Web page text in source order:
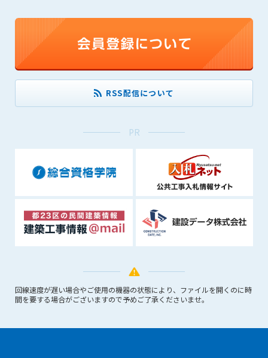
RSS配信について
PR
回線速度が遅い場合やご使用の機器の状態により、ファイルを開くのに時
間を要する場合がございますので予めご了承くださいませ。
(3) 広告掲載料金の支払が遅延した場合
(4) その他、管理者が不適当と判断した場合
第8条（サービスの変更・中止等）
管理者は、会員の承諾なく、本サービス内容の変更(新規追加、
廃止を含み)し、本サービスの運営を中止または廃止することが
できるものとします。これに起因する会員または他の第三者が
会員の氏名、住所、性別、年齢、メールアドレスその他本サー
ビスの提供に関連して管理者が知り得た会員の個人情報（以下
個人情報といいます）について、管理者は、以下の各号に該当
する場合を除き、第三者に開示または提供しないものとしま
す。
(1) 会員が、自己の個人情報の開示に事前に同意している場合
(2) 個々の会員を特定できない統計的な処理をした形式で第三
(3) 第三者および管理者の権利、財産、安全等を保護するため
に必要であると管理者が判断した場合
(4) 法令等により開示を求められた場合